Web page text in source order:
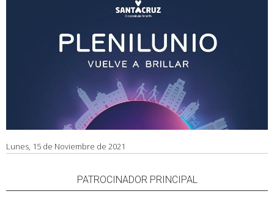
Lunes, 15 de Noviembre de 2021
PATROCINADOR PRINCIPAL